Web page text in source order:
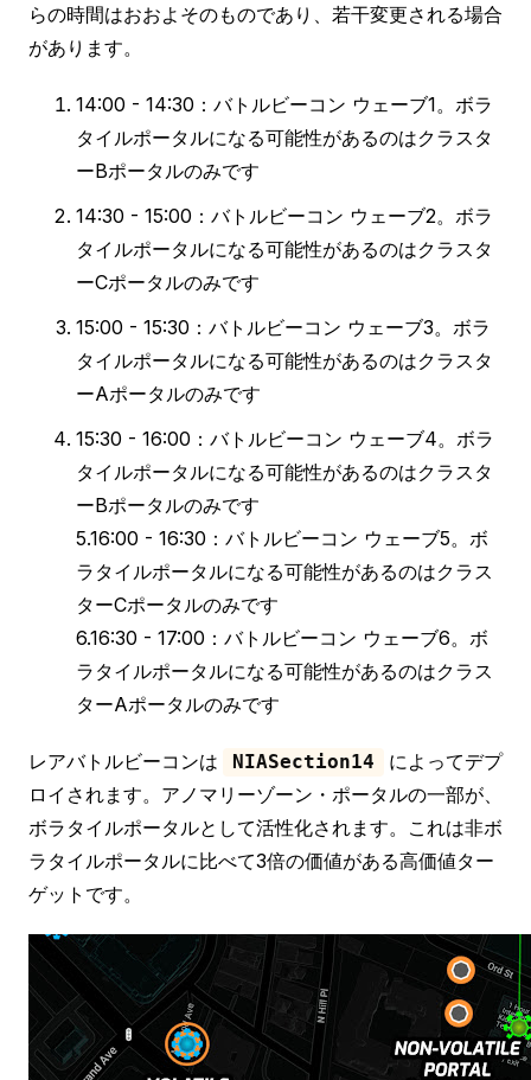
らの時間はおおよそのものであり、若干変更される場合
があります。
14:00 - 14:30：バトルビーコン ウェーブ1。ボラ
タイルポータルになる可能性があるのはクラスタ
ーBポータルのみです
14:30 - 15:00：バトルビーコン ウェーブ2。ボラ
タイルポータルになる可能性があるのはクラスタ
ーCポータルのみです
15:00 - 15:30：バトルビーコン ウェーブ3。ボラ
タイルポータルになる可能性があるのはクラスタ
ーAポータルのみです
15:30 - 16:00：バトルビーコン ウェーブ4。ボラ
タイルポータルになる可能性があるのはクラスタ
ーBポータルのみです
5.16:00 - 16:30：バトルビーコン ウェーブ5。ボ
ラタイルポータルになる可能性があるのはクラス
ターCポータルのみです
6.16:30 - 17:00：バトルビーコン ウェーブ6。ボ
ラタイルポータルになる可能性があるのはクラス
ターAポータルのみです
レアバトルビーコンは NIASection14
によってデプ
ロイされます。アノマリーゾーン・ポータルの一部が、
ボラタイルポータルとして活性化されます。これは非ボ
ラタイルポータルに比べて3倍の価値がある高価値ター
ゲットです。